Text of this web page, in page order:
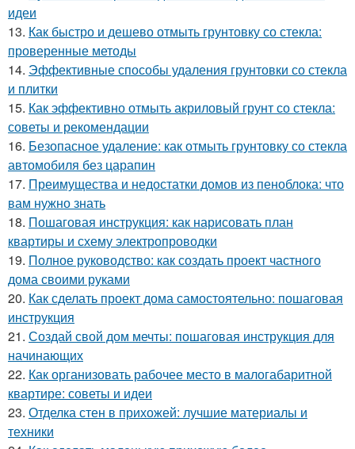
идеи
13. Как быстро и дешево отмыть грунтовку со стекла:
проверенные методы
14. Эффективные способы удаления грунтовки со стекла
и плитки
15. Как эффективно отмыть акриловый грунт со стекла:
советы и рекомендации
16. Безопасное удаление: как отмыть грунтовку со стекла
автомобиля без царапин
17. Преимущества и недостатки домов из пеноблока: что
вам нужно знать
18. Пошаговая инструкция: как нарисовать план
квартиры и схему электропроводки
19. Полное руководство: как создать проект частного
дома своими руками
20. Как сделать проект дома самостоятельно: пошаговая
инструкция
21. Создай свой дом мечты: пошаговая инструкция для
начинающих
22. Как организовать рабочее место в малогабаритной
квартире: советы и идеи
23. Отделка стен в прихожей: лучшие материалы и
техники